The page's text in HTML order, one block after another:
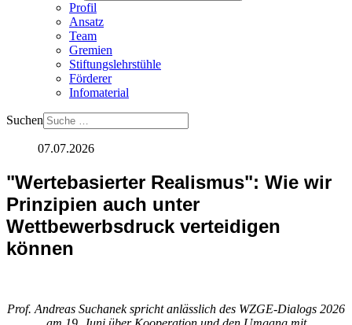
Profil
Ansatz
Team
Gremien
Stiftungslehrstühle
Förderer
Infomaterial
Suchen
07.07.2026
"Wertebasierter Realismus": Wie wir
Prinzipien auch unter
Wettbewerbsdruck verteidigen
können
Prof. Andreas Suchanek spricht anlässlich des WZGE-Dialogs 2026